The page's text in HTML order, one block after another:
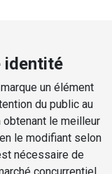
identité
un élément
du public au
obtenant le meilleur
le modifiant selon
nécessaire de